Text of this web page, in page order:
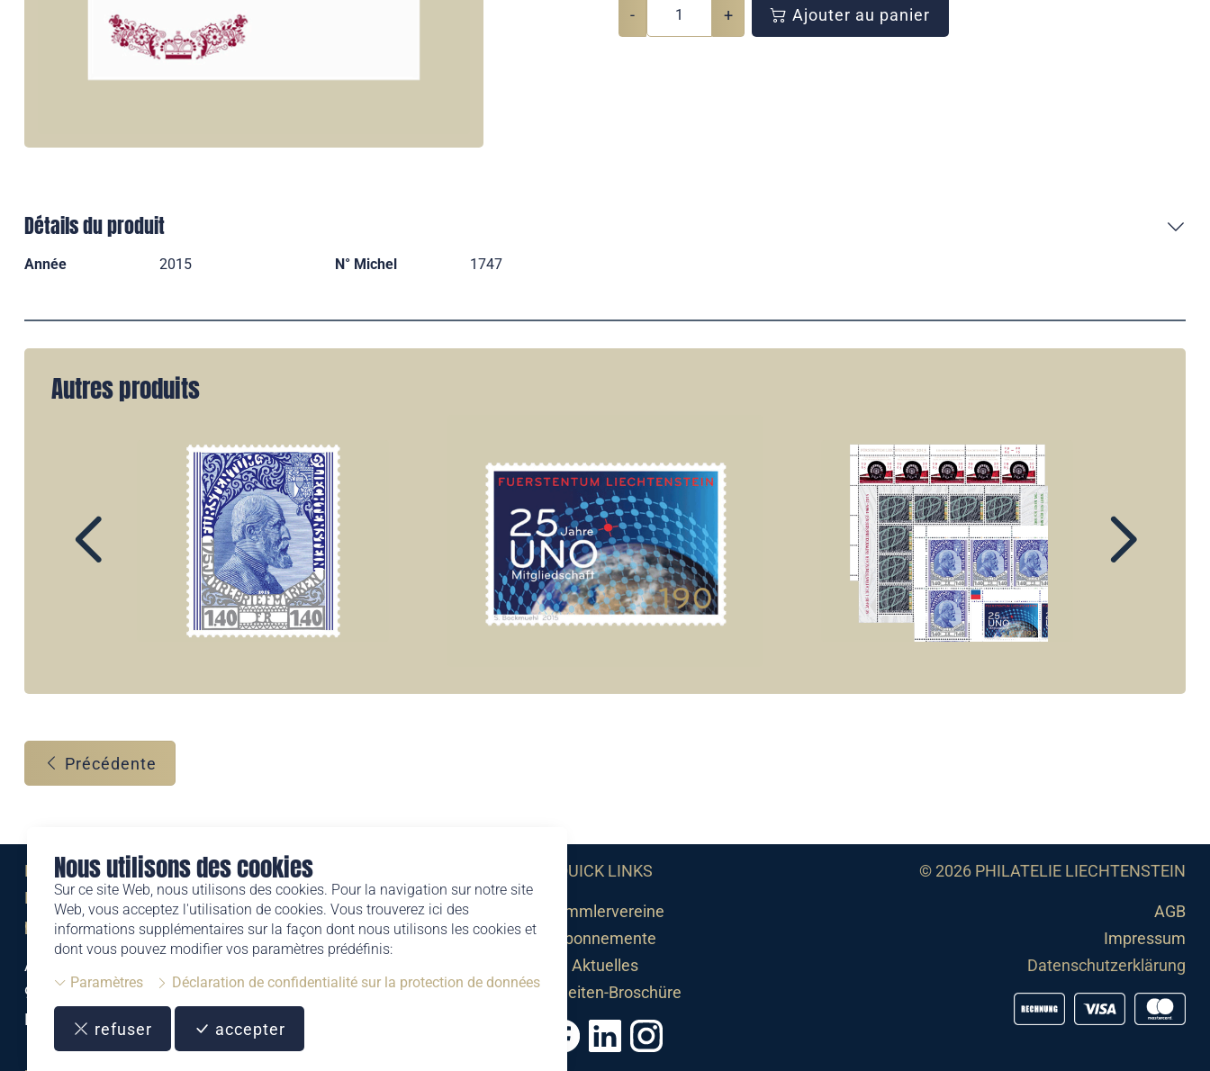
Nous utilisons des cookies
Sur ce site Web, nous utilisons des cookies. Pour la navigation sur notre site
Web, vous acceptez l'utilisation de cookies. Vous trouverez ici des
informations supplémentaires sur la façon dont nous utilisons les cookies et
dont vous pouvez modifier vos paramètres prédéfinis:
Paramètres
Déclaration de confidentialité sur la protection de données
refuser accepter
- + Ajouter au panier
Détails du produit
Année 2015 N° Michel 1747
Autres produits
Précédente
Eine Marke der
Liechtensteinischen Post AG
post.li
Alte Zollstrasse 11
9494 Schaan
Liechtenstein
T +423 399 44 66
QUICK LINKS
Sammlervereine
Abonnemente
Aktuelles
Neuheiten-Broschüre
© 2026 PHILATELIE LIECHTENSTEIN
AGB
Impressum
Datenschutzerklärung